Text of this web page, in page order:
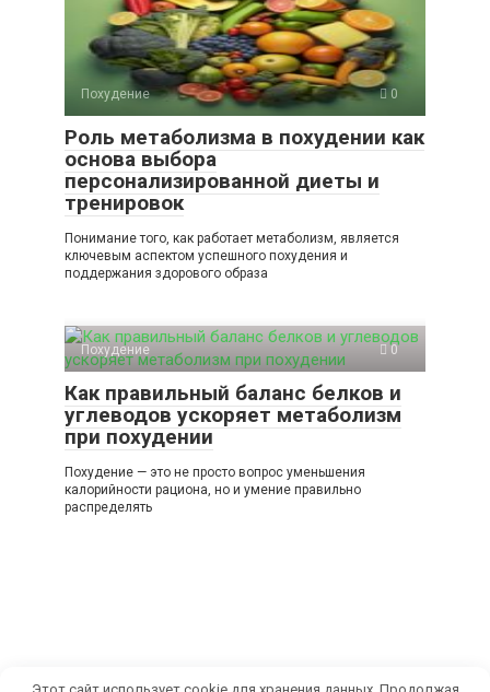
Похудение 0
Роль метаболизма в похудении как
основа выбора
персонализированной диеты и
тренировок
Понимание того, как работает метаболизм, является
ключевым аспектом успешного похудения и
поддержания здорового образа
Похудение 0
Как правильный баланс белков и
углеводов ускоряет метаболизм
при похудении
Похудение — это не просто вопрос уменьшения
калорийности рациона, но и умение правильно
распределять